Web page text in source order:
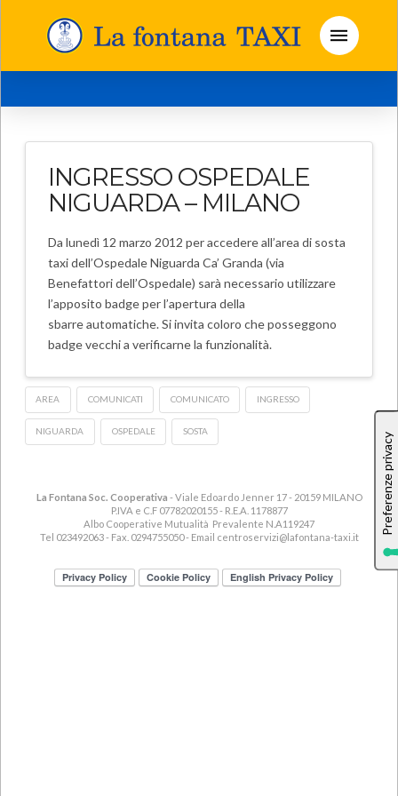
INGRESSO OSPEDALE
NIGUARDA – MILANO
Da lunedì 12 marzo 2012 per accedere all’area di sosta
taxi dell’Ospedale Niguarda Ca’ Granda (via
Benefattori dell’Ospedale) sarà necessario utilizzare
l’apposito badge per l’apertura della
sbarre automatiche. Si invita coloro che posseggono
badge vecchi a verificarne la funzionalità.
AREA COMUNICATI COMUNICATO INGRESSO
NIGUARDA OSPEDALE SOSTA
La Fontana Soc. Cooperativa - Viale Edoardo Jenner 17 - 20159 MILANO
P.IVA e C.F 07782020155 - R.E.A. 1178877
Albo Cooperative Mutualità Prevalente N.A119247
Tel 023492063 - Fax. 0294755050 - Email centroservizi@lafontana-taxi.it